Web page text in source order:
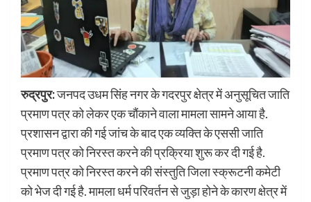
रुद्रपुर:जनपद उधम सिंह नगर के गदरपुर क्षेत्र में अनुसूचित जाति
प्रमाण पत्र को लेकर एक चौंकाने वाला मामला सामने आया है.
प्रशासन द्वारा की गई जांच के बाद एक व्यक्ति के एससी जाति
प्रमाण पत्र को निरस्त करने की प्रक्रिया शुरू कर दी गई है.
प्रमाण पत्र को निरस्त करने की संस्तुति जिला स्क्रूटनी कमेटी
को भेज दी गई है. मामला धर्म परिवर्तन से जुड़ा होने के कारण क्षेत्र में